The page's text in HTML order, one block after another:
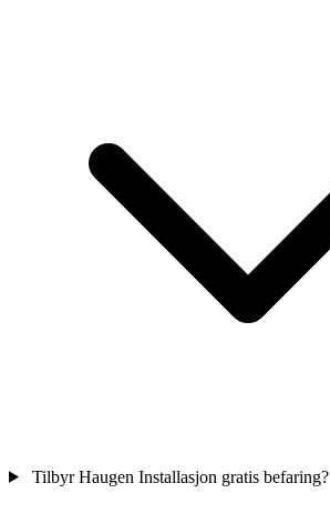
Tilbyr Haugen Installasjon gratis befaring?